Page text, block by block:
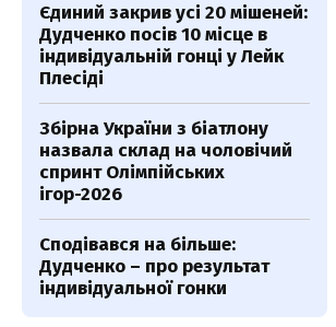
Єдиний закрив усі 20 мішеней:
Дудченко посів 10 місце в
індивідуальній гонці у Лейк
Плесіді
Збірна України з біатлону
назвала склад на чоловічий
спринт Олімпійських
ігор-2026
Сподівався на більше:
Дудченко – про результат
індивідуальної гонки